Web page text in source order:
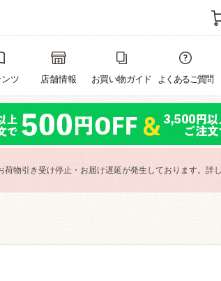
ツ 店舗情報 お買い物ガイド よくあるご質問
物引き受け停止・お届け遅延が発生しております。詳